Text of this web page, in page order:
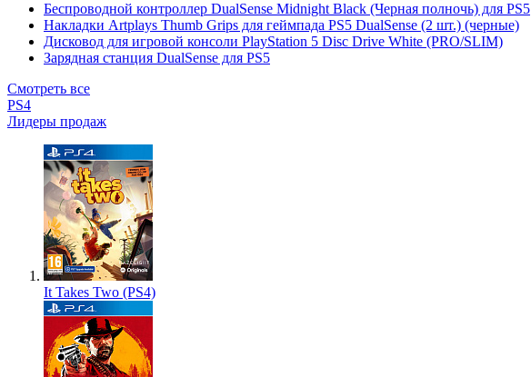
Беспроводной контроллер DualSense Midnight Black (Черная полночь) для PS5
Накладки Artplays Thumb Grips для геймпада PS5 DualSense (2 шт.) (черные)
Дисковод для игровой консоли PlayStation 5 Disc Drive White (PRO/SLIM)
Зарядная станция DualSense для PS5
Смотреть все
PS4
Лидеры продаж
It Takes Two (PS4)